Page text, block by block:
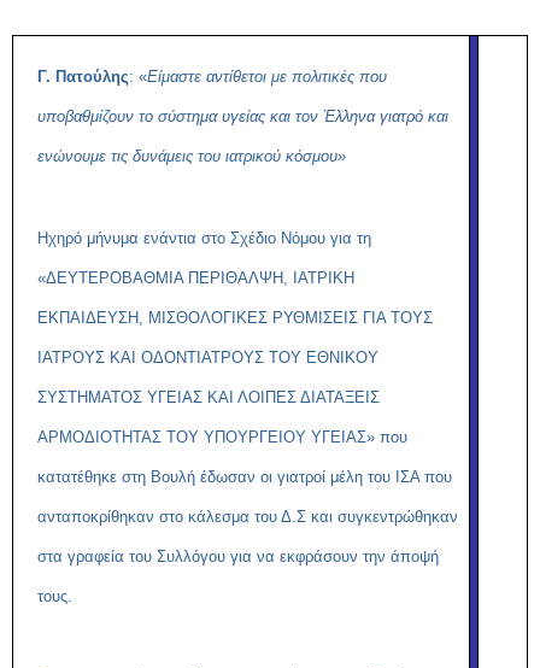
Γ. Πατούλης: «Είμαστε αντίθετοι με πολιτικές που
υποβαθμίζουν το σύστημα υγείας και τον Έλληνα γιατρό και
ενώνουμε τις δυνάμεις του ιατρικού κόσμου»
Ηχηρό μήνυμα ενάντια στο Σχέδιο Νόμου για τη
«ΔΕΥΤΕΡΟΒΑΘΜΙΑ ΠΕΡΙΘΑΛΨΗ, ΙΑΤΡΙΚΗ
ΕΚΠΑΙΔΕΥΣΗ, ΜΙΣΘΟΛΟΓΙΚΕΣ ΡΥΘΜΙΣΕΙΣ ΓΙΑ ΤΟΥΣ
ΙΑΤΡΟΥΣ ΚΑΙ ΟΔΟΝΤΙΑΤΡΟΥΣ ΤΟΥ ΕΘΝΙΚΟΥ
ΣΥΣΤΗΜΑΤΟΣ ΥΓΕΙΑΣ ΚΑΙ ΛΟΙΠΕΣ ΔΙΑΤΑΞΕΙΣ
ΑΡΜΟΔΙΟΤΗΤΑΣ ΤΟΥ ΥΠΟΥΡΓΕΙΟΥ ΥΓΕΙΑΣ» που
κατατέθηκε στη Βουλή έδωσαν οι γιατροί μέλη του ΙΣΑ που
ανταποκρίθηκαν στο κάλεσμα του Δ.Σ και συγκεντρώθηκαν
στα γραφεία του Συλλόγου για να εκφράσουν την άποψή
τους.